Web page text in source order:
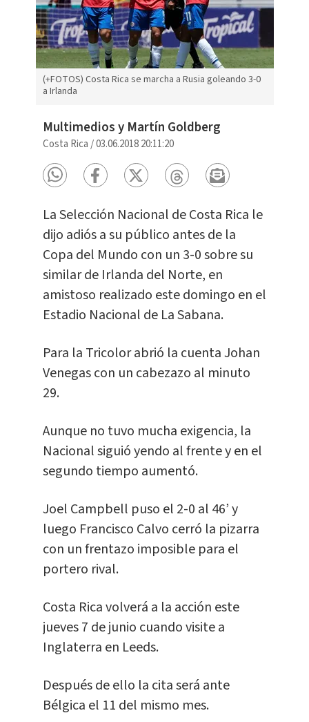
(+FOTOS) Costa Rica se marcha a Rusia goleando 3-0
a Irlanda
Multimedios y Martín Goldberg
Costa Rica /03.06.2018 20:11:20
La Selección Nacional de Costa Rica le
dijo adiós a su público antes de la
Copa del Mundo con un 3-0 sobre su
similar de Irlanda del Norte, en
amistoso realizado este domingo en el
Estadio Nacional de La Sabana.
Para la Tricolor abrió la cuenta Johan
Venegas con un cabezazo al minuto
29.
Aunque no tuvo mucha exigencia, la
Nacional siguió yendo al frente y en el
segundo tiempo aumentó.
Joel Campbell puso el 2-0 al 46’ y
luego Francisco Calvo cerró la pizarra
con un frentazo imposible para el
portero rival.
Costa Rica volverá a la acción este
jueves 7 de junio cuando visite a
Inglaterra en Leeds.
Después de ello la cita será ante
Bélgica el 11 del mismo mes.